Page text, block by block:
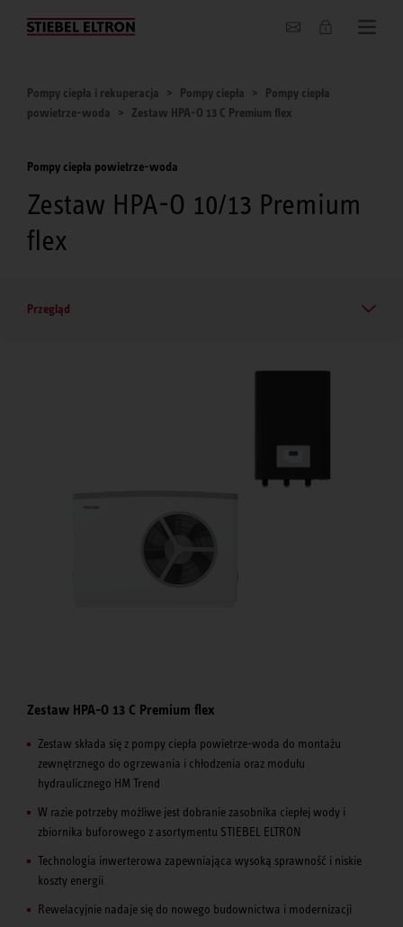
O nas
Pompy ciepła i rekuperacja Pompy ciepła
Pompy ciepła
powietrze-woda
Zestaw HPA-O 13 C Premium flex
Pompy ciepła powietrze-woda
Zestaw HPA-O 10/13 Premium
flex
Przegląd
Zestaw HPA-O 13 C Premium flex
Zestaw składa się z pompy ciepła powietrze-woda do montażu
zewnętrznego do ogrzewania i chłodzenia oraz modułu
hydraulicznego HM Trend
W razie potrzeby możliwe jest dobranie zasobnika ciepłej wody i
zbiornika buforowego z asortymentu STIEBEL ELTRON
Technologia inwerterowa zapewniająca wysoką sprawność i niskie
koszty energii
Rewelacyjnie nadaje się do nowego budownictwa i modernizacji